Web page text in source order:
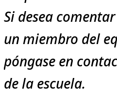
Si desea
un miembro del
póngase en
de la escuela.